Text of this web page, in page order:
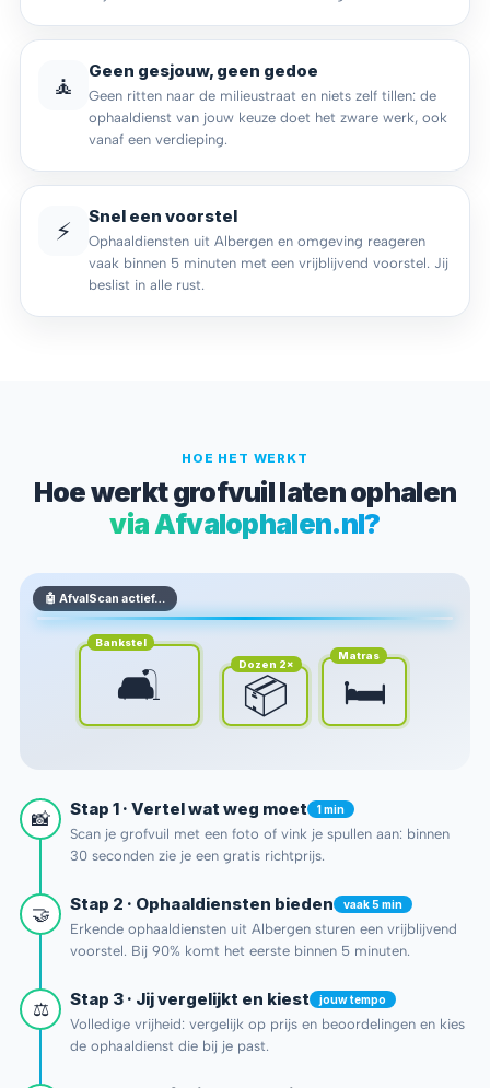
🧘 Geen gesjouw, geen gedoe
Geen ritten naar de milieustraat en niets zelf tillen: de
ophaaldienst van jouw keuze doet het zware werk, ook
vanaf een verdieping.
⚡ Snel een voorstel
Ophaaldiensten uit Albergen en omgeving reageren
vaak binnen 5 minuten met een vrijblijvend voorstel. Jij
beslist in alle rust.
HOE HET WERKT
Hoe werkt grofvuil laten ophalen
via Afvalophalen.nl?
🤖 AfvalScan actief…
Bankstel
🛋️ Dozen 2×
📦
Matras
🛏️
📸 Stap 1 · Vertel wat weg moet 1 min
Scan je grofvuil met een foto of vink je spullen aan: binnen
30 seconden zie je een gratis richtprijs.
🤝 Stap 2 · Ophaaldiensten bieden vaak 5 min
Erkende ophaaldiensten uit Albergen sturen een vrijblijvend
voorstel. Bij 90% komt het eerste binnen 5 minuten.
⚖️ Stap 3 · Jij vergelijkt en kiest jouw tempo
Volledige vrijheid: vergelijk op prijs en beoordelingen en kies
de ophaaldienst die bij je past.